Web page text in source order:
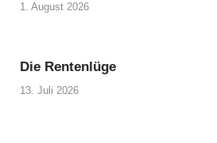
1. August 2026
Die Rentenlüge
13. Juli 2026